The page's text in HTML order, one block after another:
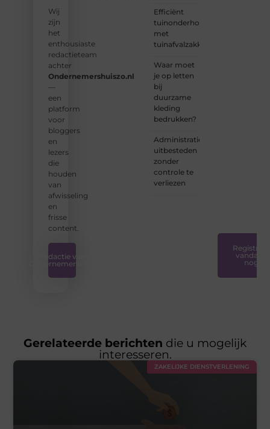
Wij
zijn
het
enthousiaste
redactieteam
achter
Ondernemershuiszo.nl
—
een
platform
voor
bloggers
en
lezers
die
houden
van
afwisseling
en
frisse
content.
Redactie van
Ondernemershuis
Efficiënt
tuinonderhoud
met
tuinafvalzakken
Waar moet
je op letten
bij
duurzame
kleding
bedrukken?
Administratie
uitbesteden
zonder
controle te
verliezen
Registreer
vandaag
nog
Gerelateerde berichten die u mogelijk
interesseren.
ZAKELIJKE DIENSTVERLENING